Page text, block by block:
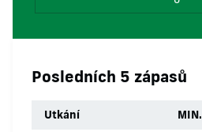
Posledních 5 zápasů
Utkání MIN.